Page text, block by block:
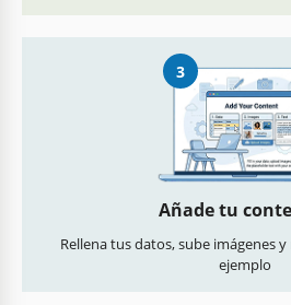
3
Añade tu
Rellena tus datos, sube imágenes
ejemplo